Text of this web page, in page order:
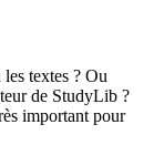
textes ? Ou
de StudyLib ?
important pour